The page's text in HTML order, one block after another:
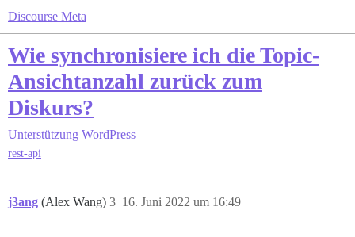
Discourse Meta
Wie synchronisiere ich die Topic-
Ansichtanzahl zurück zum
Diskurs?
Unterstützung WordPress
rest-api
j3ang (Alex Wang) 16. Juni 2022 um 16:49
3